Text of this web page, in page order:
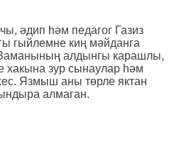
әдип һәм педагог Газиз
гыйлемне киң мәйданга
алдынгы карашлы,
хакына зур сынаулар һәм
Язмыш аны төрле яктан
алмаган.